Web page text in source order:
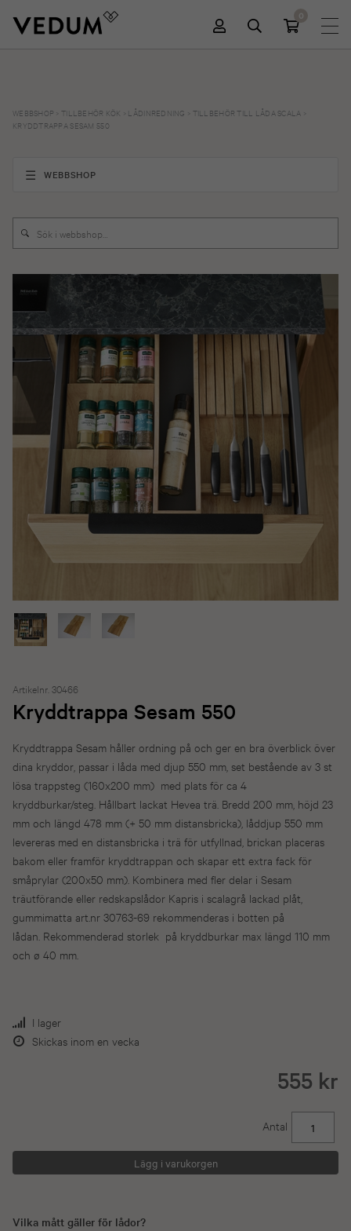
0
WEBBSHOP >TILLBEHÖR KÖK LÅDINREDNING TILLBEHÖR TILL LÅDA SCALA
KRYDDTRAPPA SESAM 550
WEBBSHOP
Artikelnr. 30466
Kryddtrappa Sesam 550
Kryddtrappa Sesam håller ordning på och ger en bra överblick över
dina kryddor, passar i låda med djup 550 mm, set bestående av 3 st
lösa trappsteg (160x200 mm) med plats för ca 4
kryddburkar/steg. Hållbart lackat Hevea trä. Bredd 200 mm, höjd 23
mm och längd 478 mm (+ 50 mm distansbricka), låddjup 550 mm
levereras med en distansbricka i trä för utfyllnad, brickan placeras
bakom eller framför kryddtrappan och skapar ett extra fack för
småprylar (200x50 mm). Kombinera med fler delar i Sesam
träutförande eller redskapslådor Kapris i scalagrå lackad plåt,
gummimatta art.nr 30763-69 rekommenderas i botten på
lådan. Rekommenderad storlek på kryddburkar max längd 110 mm
och ø 40 mm.
I lager
Skickas inom en vecka
555 kr
Antal
Vilka mått gäller för lådor?